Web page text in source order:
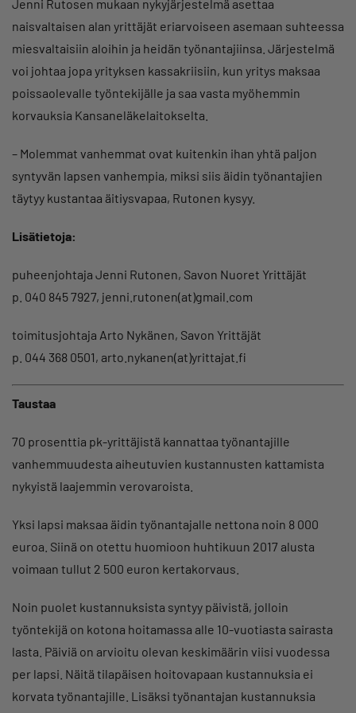
Jenni Rutosen mukaan nykyjärjestelmä asettaa
naisvaltaisen alan yrittäjät eriarvoiseen asemaan suhteessa
miesvaltaisiin aloihin ja heidän työnantajiinsa. Järjestelmä
voi johtaa jopa yrityksen kassakriisiin, kun yritys maksaa
poissaolevalle työntekijälle ja saa vasta myöhemmin
korvauksia Kansaneläkelaitokselta.
– Molemmat vanhemmat ovat kuitenkin ihan yhtä paljon
syntyvän lapsen vanhempia, miksi siis äidin työnantajien
täytyy kustantaa äitiysvapaa, Rutonen kysyy.
Lisätietoja:
puheenjohtaja Jenni Rutonen, Savon Nuoret Yrittäjät
p. 040 845 7927, jenni.rutonen(at)gmail.com
toimitusjohtaja Arto Nykänen, Savon Yrittäjät
p. 044 368 0501, arto.nykanen(at)yrittajat.fi
Taustaa
70 prosenttia pk-yrittäjistä kannattaa työnantajille
vanhemmuudesta aiheutuvien kustannusten kattamista
nykyistä laajemmin verovaroista.
Yksi lapsi maksaa äidin työnantajalle nettona noin 8 000
euroa. Siinä on otettu huomioon huhtikuun 2017 alusta
voimaan tullut 2 500 euron kertakorvaus.
Noin puolet kustannuksista syntyy päivistä, jolloin
työntekijä on kotona hoitamassa alle 10-vuotiasta sairasta
lasta. Päiviä on arvioitu olevan keskimäärin viisi vuodessa
per lapsi. Näitä tilapäisen hoitovapaan kustannuksia ei
korvata työnantajille. Lisäksi työnantajan kustannuksia